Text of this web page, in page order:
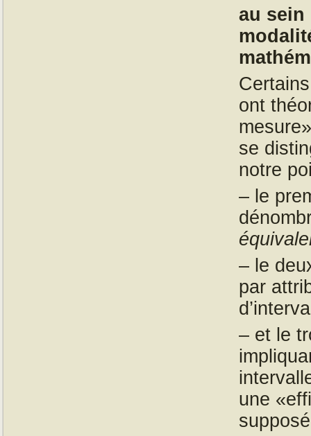
au sein
ont
se
notre
– le
– le
par
– et le
une